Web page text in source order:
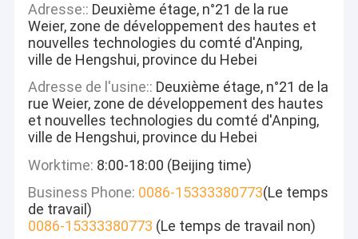
Adresse:: Deuxième étage, n°21 de la rue
Weier, zone de développement des hautes et
nouvelles technologies du comté d'Anping,
ville de Hengshui, province du Hebei
Adresse de l'usine:: Deuxième étage, n°21 de la
rue Weier, zone de développement des hautes
et nouvelles technologies du comté d'Anping,
ville de Hengshui, province du Hebei
Worktime: 8:00-18:00 (Beijing time)
Business Phone: 0086-15333380773(Le temps
de travail)
0086-15333380773 (Le temps de travail non)